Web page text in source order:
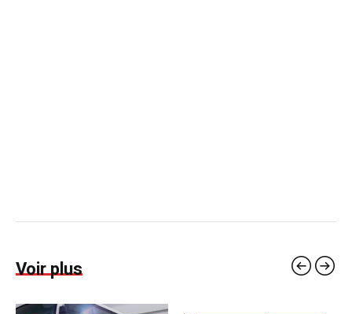
Voir plus